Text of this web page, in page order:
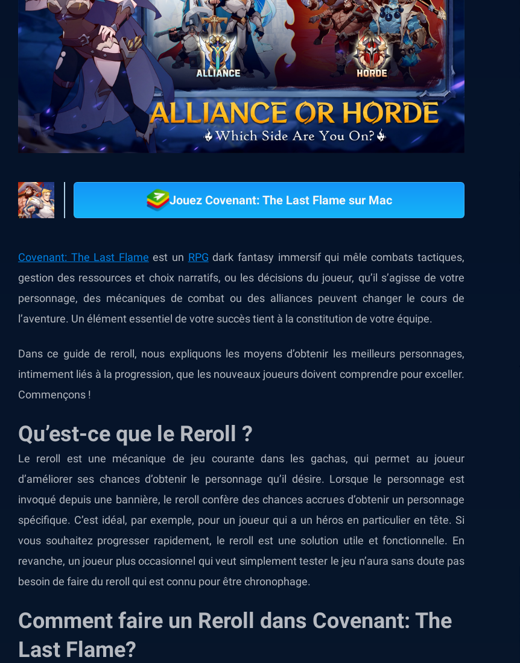
Jouez Covenant: The Last Flame sur Mac
Covenant: The Last Flame est un RPG dark fantasy immersif qui mêle combats tactiques,
gestion des ressources et choix narratifs, ou les décisions du joueur, qu’il s’agisse de votre
personnage, des mécaniques de combat ou des alliances peuvent changer le cours de
l’aventure. Un élément essentiel de votre succès tient à la constitution de votre équipe.
Dans ce guide de reroll, nous expliquons les moyens d’obtenir les meilleurs personnages,
intimement liés à la progression, que les nouveaux joueurs doivent comprendre pour exceller.
Commençons !
Qu’est-ce que le Reroll ?
Le reroll est une mécanique de jeu courante dans les gachas, qui permet au joueur
d’améliorer ses chances d’obtenir le personnage qu’il désire. Lorsque le personnage est
invoqué depuis une bannière, le reroll confère des chances accrues d’obtenir un personnage
spécifique. C’est idéal, par exemple, pour un joueur qui a un héros en particulier en tête. Si
vous souhaitez progresser rapidement, le reroll est une solution utile et fonctionnelle. En
revanche, un joueur plus occasionnel qui veut simplement tester le jeu n’aura sans doute pas
besoin de faire du reroll qui est connu pour être chronophage.
Comment faire un Reroll dans Covenant: The
Last Flame?